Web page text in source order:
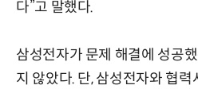
다”고 말했다.
삼성전자가 문제 해결에 성공
지 않았다. 단, 삼성전자와 협